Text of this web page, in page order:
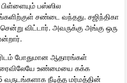
பிள்ளையும் பஸ்ஸில
சண்டை வந்தது. சஜிந்திகா
விட்டார். அவருக்கு அங்கு ஒரு
போதுமான ஆதாரங்கள்
உண்மையை கக்க
வருடங்களாக நீடித்த மர்மத்தின்